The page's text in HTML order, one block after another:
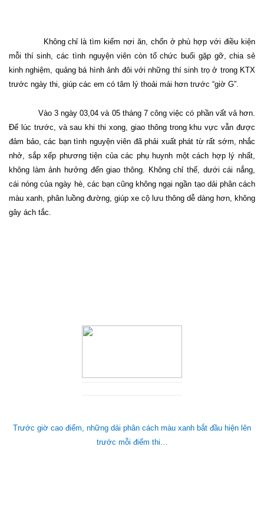
Không chỉ là tìm kiếm nơi ăn, chốn ở phù hợp với điều kiện
mỗi thí sinh, các tình nguyện viên còn tổ chức buổi gặp gỡ, chia sẻ
kinh nghiệm, quảng bá hình ảnh đôi với những thí sinh trọ ở trong KTX
trước ngày thi, giúp các em có tâm lý thoải mái hơn trước “giờ G”.
Vào 3 ngày 03,04 và 05 tháng 7 công việc có phần vất vả hơn.
Để lúc trước, và sau khi thi xong, giao thông trong khu vực vẫn được
đảm bảo, các bạn tình nguyện viên đã phải xuất phát từ rất sớm, nhắc
nhở, sắp xếp phương tiện của các phụ huynh một cách hợp lý nhất,
không làm ảnh hưởng đến giao thông. Không chỉ thế, dưới cái nắng,
cái nóng của ngày hè, các bạn cũng không ngại ngần tạo dải phân cách
màu xanh, phân luồng đường, giúp xe cộ lưu thông dễ dàng hơn, không
gây ách tắc.
Trước giờ cao điểm, những dải phân cách màu xanh bắt đầu hiện lên
trước mỗi điểm thi…